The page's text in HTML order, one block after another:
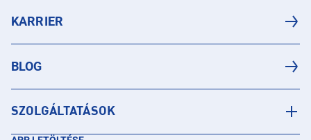
KARRIER
BLOG
SZOLGÁLTATÁSOK